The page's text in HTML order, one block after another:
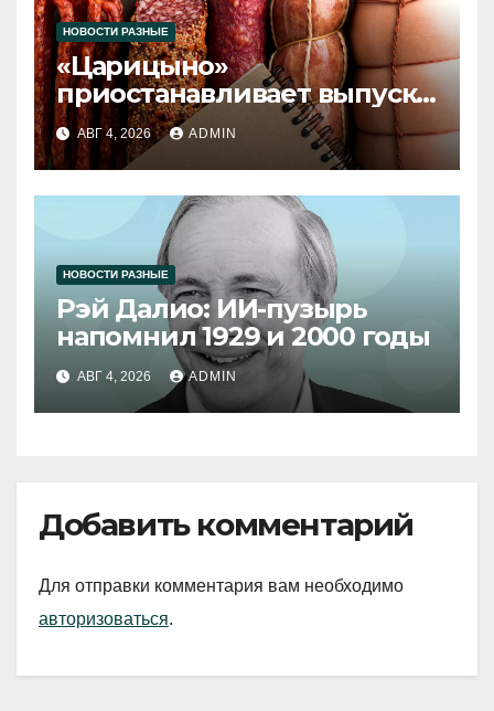
НОВОСТИ РАЗНЫЕ
«Царицыно»
приостанавливает выпуск
продукции
АВГ 4, 2026 ADMIN
НОВОСТИ РАЗНЫЕ
Рэй Далио: ИИ-пузырь
напомнил 1929 и 2000 годы
АВГ 4, 2026 ADMIN
Добавить комментарий
Для отправки комментария вам необходимо
авторизоваться.